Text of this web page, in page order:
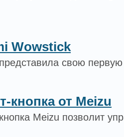
Wowstick
свою первую
кнопка от Meizu
Meizu позволит